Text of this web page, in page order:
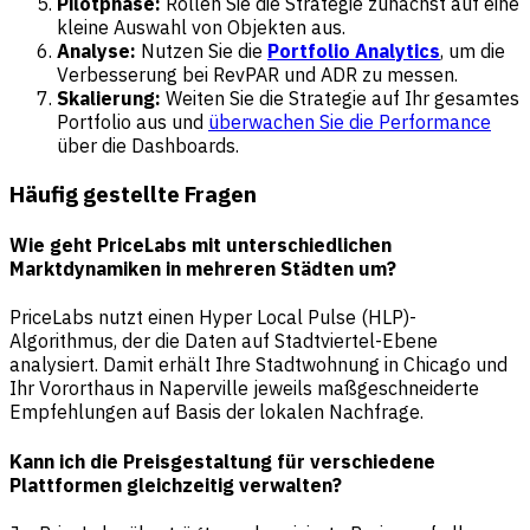
kleine Auswahl von Objekten aus.
Analyse: Nutzen Sie die Portfolio Analytics, um die
Verbesserung bei RevPAR und ADR zu messen.
Skalierung: Weiten Sie die Strategie auf Ihr gesamtes
Portfolio aus und überwachen Sie die Performance
über die Dashboards.
Häufig gestellte Fragen
Wie geht PriceLabs mit unterschiedlichen
Marktdynamiken in mehreren Städten um?
PriceLabs nutzt einen Hyper Local Pulse (HLP)-
Algorithmus, der die Daten auf Stadtviertel-Ebene
analysiert. Damit erhält Ihre Stadtwohnung in Chicago und
Ihr Vororthaus in Naperville jeweils maßgeschneiderte
Empfehlungen auf Basis der lokalen Nachfrage.
Kann ich die Preisgestaltung für verschiedene
Plattformen gleichzeitig verwalten?